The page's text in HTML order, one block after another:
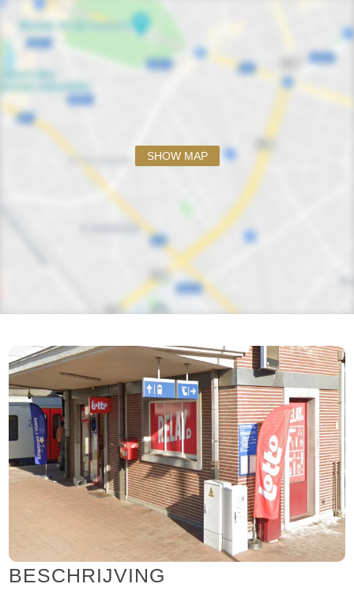
SHOW MAP
BESCHRIJVING